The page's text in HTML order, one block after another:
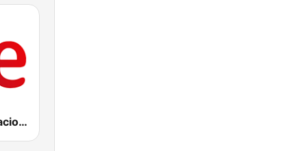
RNE Radio Nacional